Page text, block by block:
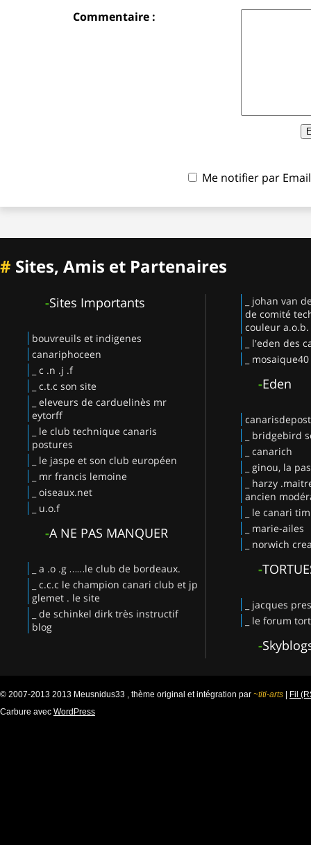
Commentaire :
Me notifier par
# Sites, Amis et Partenaires
-Sites Importants
bouvreuils et indigenes
canariphoceen
_ c .n .j .f
_ c.t.c son site
_ eleveurs de carduelinès mr
eytorff
_ le club technique canaris
postures
_ le jaspe et son club européen
_ mr francis lemoine
_ oiseaux.net
_ u.o.f
-A NE PAS MANQUER
_ a .o .g ……le club de bordeaux.
_ c.c.c le champion canari club et jp
glemet . le site
_ de schinkel dirk très instructif
blog
_ johan van
de comité
couleur a.o.b.
_ l'eden des
_ mosaique40
-Eden
_ bridgebird
_ canarich
_ ginou, la
_ harzy
ancien
_ le canari
_ marie-ailes
_ norwich
-
_ jacques
_ le forum
-
© 2007-2013 2013 Meusnidus33 , thème original et intégration par ~titi-arts | Fil
Carbure avec WordPress